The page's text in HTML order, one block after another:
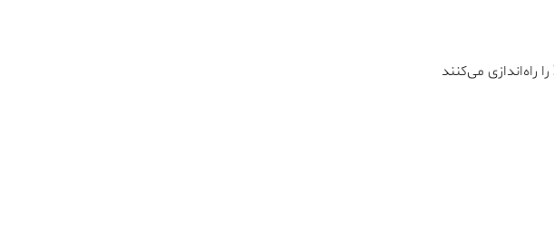
را راه‌اندازی می‌کنند